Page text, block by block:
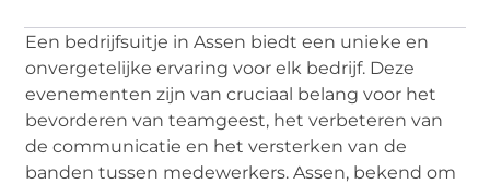
Een bedrijfsuitje in Assen biedt een unieke en
onvergetelijke ervaring voor elk bedrijf. Deze
evenementen zijn van cruciaal belang voor het
bevorderen van teamgeest, het verbeteren van
de communicatie en het versterken van de
banden tussen medewerkers. Assen, bekend om